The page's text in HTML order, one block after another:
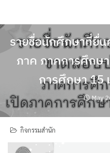
contentRegulations you
activities
การจัดการความปลอดภัย
แวดล้อมในการทำงาน
การเปิดเผยข้อมูลสาธารณะ
กิจกรรมวิชาการ
รายชื่อนักศึกษาที่ยื่
ภาค ภาคการศึกษ
การศึกษา 15
May
กิจกรรมสำนัก